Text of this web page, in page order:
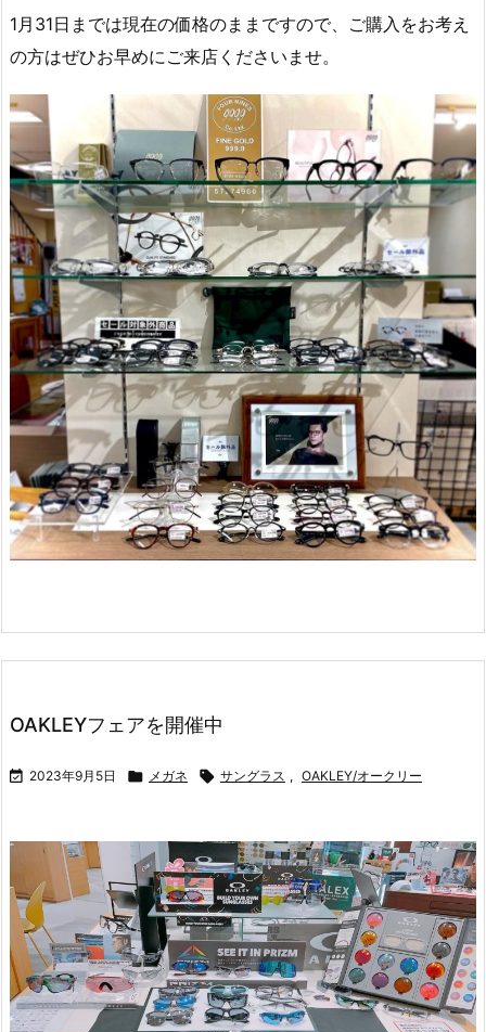
1月31日までは現在の価格のままですので、ご購入をお考え
の方はぜひお早めにご来店くださいませ‍。
OAKLEYフェアを開催中
 2023年9月5日  メガネ  サングラス , OAKLEY/オークリー